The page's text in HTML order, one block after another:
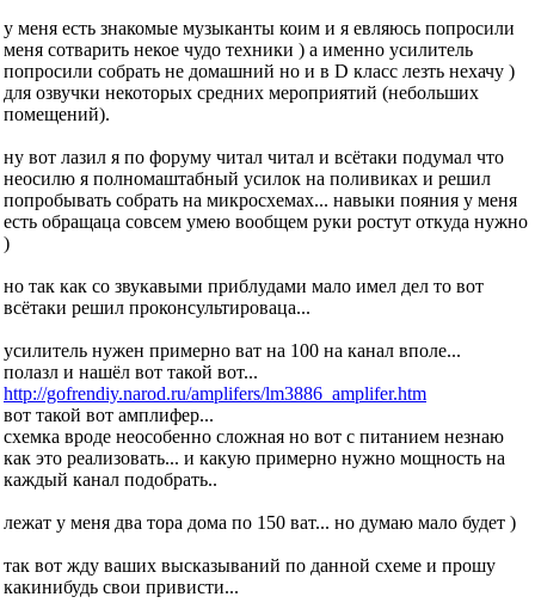
у меня есть знакомые музыканты коим и я евляюсь попросили
меня сотварить некое чудо техники ) а именно усилитель
попросили собрать не домашний но и в D класс лезть нехачу )
для озвучки некоторых средних мероприятий (небольших
помещений).
ну вот лазил я по форуму читал читал и всётаки подумал что
неосилю я полномаштабный усилок на поливиках и решил
попробывать собрать на микросхемах... навыки пояния у меня
есть обращаца совсем умею вообщем руки ростут откуда нужно
)
но так как со звукавыми приблудами мало имел дел то вот
всётаки решил проконсультироваца...
усилитель нужен примерно ват на 100 на канал вполе...
полазл и нашёл вот такой вот...
http://gofrendiy.narod.ru/amplifers/lm3886_amplifer.htm
вот такой вот амплифер...
схемка вроде неособенно сложная но вот с питанием незнаю
как это реализовать... и какую примерно нужно мощность на
каждый канал подобрать..
лежат у меня два тора дома по 150 ват... но думаю мало будет )
так вот жду ваших высказываний по данной схеме и прошу
какинибудь свои привисти...